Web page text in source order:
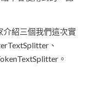
介紹三個我們這次實
、
。